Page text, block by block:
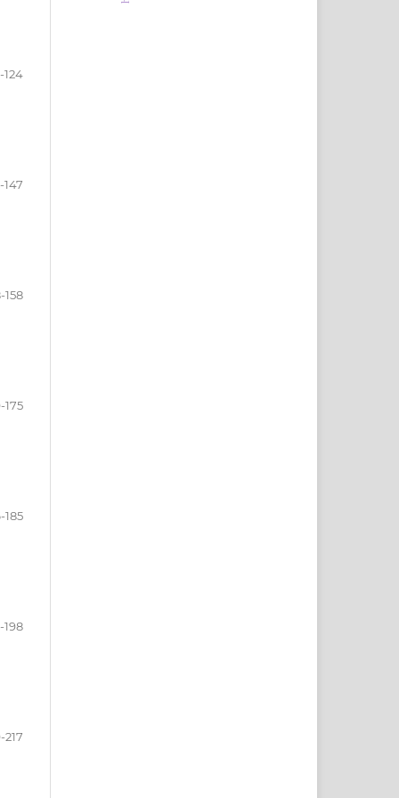
124
147
158
175
185
198
217